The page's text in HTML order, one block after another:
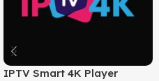
IPTV Smart 4K Player